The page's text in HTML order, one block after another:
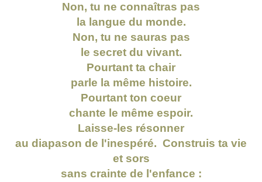
Non, tu ne connaîtras pas
la langue du monde.
Non, tu ne sauras pas
le secret du vivant.
Pourtant ta chair
parle la même histoire.
Pourtant ton coeur
chante le même espoir.
Laisse-les résonner
au diapason de l'inespéré. Construis ta vie
et sors
sans crainte de l'enfance :